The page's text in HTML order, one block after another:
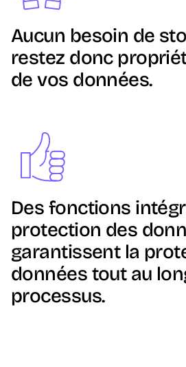
Aucun besoin de
restez donc
de vos données.
Image
Des fonctions
protection des
garantissent la
données tout au
processus.